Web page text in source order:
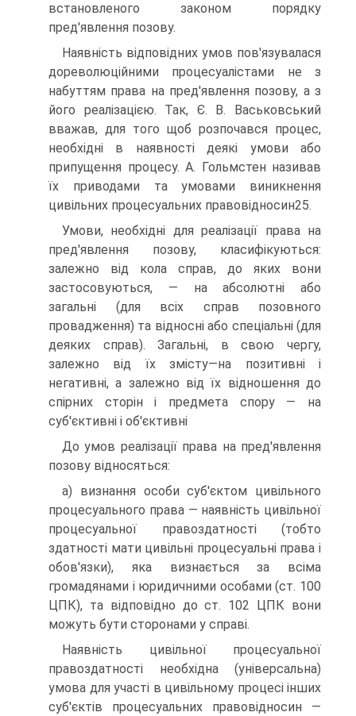
встановленого законом порядку
пред'явлення позову.
Наявність відповідних умов пов'язувалася
дореволюційними процесуалістами не з
набуттям права на пред'явлення позову, а з
його реалізацією. Так, Є. В. Васьковський
вважав, для того щоб розпочався процес,
необхідні в наявності деякі умови або
припущення процесу. А. Гольмстен називав
їх приводами та умовами виникнення
цивільних процесуальних правовідносин25.
Умови, необхідні для реалізації права на
пред'явлення позову, класифікуються:
залежно від кола справ, до яких вони
застосовуються, — на абсолютні або
загальні (для всіх справ позовного
провадження) та відносні або спеціальні (для
деяких справ). Загальні, в свою чергу,
залежно від їх змісту—на позитивні і
негативні, а залежно від їх відношення до
спірних сторін і предмета спору — на
суб'єктивні і об'єктивні
До умов реалізації права на пред'явлення
позову відносяться:
а) визнання особи суб'єктом цивільного
процесуального права — наявність цивільної
процесуальної правоздатності (тобто
здатності мати цивільні процесуальні права і
обов'язки), яка визнається за всіма
громадянами і юридичними особами (ст. 100
ЦПК), та відповідно до ст. 102 ЦПК вони
можуть бути сторонами у справі.
Наявність цивільної процесуальної
правоздатності необхідна (універсальна)
умова для участі в цивільному процесі інших
суб'єктів процесуальних правовідносин —